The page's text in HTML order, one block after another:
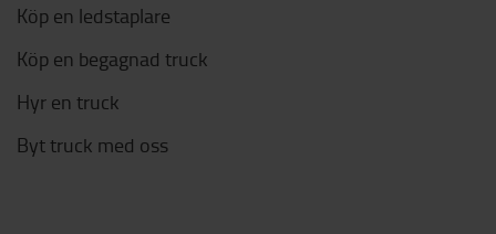
Köp en ledstaplare
Köp en begagnad truck
Hyr en truck
Byt truck med oss